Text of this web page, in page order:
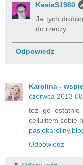
KasiaS1980
Ja tych
do rzeczy.
Odpowiedz
Karolina -
czerwca 2013
też go ostatnio
cellulitem sobie
Odpowiedz